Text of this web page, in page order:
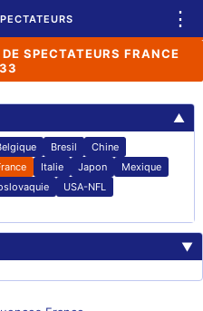
⋮
SPECTATEURS FRANCE
▲
Bresil
Chine
Italie Japon
Mexique
USA-NFL
▼